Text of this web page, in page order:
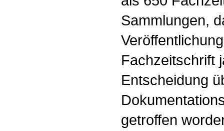
Sammlungen,
Fachzeitschrift
Entscheidung
getroffen